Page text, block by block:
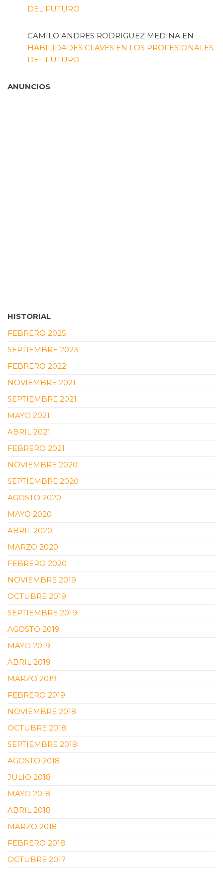
DEL FUTURO
CAMILO ANDRES RODRIGUEZ MEDINA EN
HABILIDADES CLAVES EN LOS PROFESIONALES
DEL FUTURO
ANUNCIOS
HISTORIAL
FEBRERO 2025
SEPTIEMBRE 2023
FEBRERO 2022
NOVIEMBRE 2021
SEPTIEMBRE 2021
MAYO 2021
ABRIL 2021
FEBRERO 2021
NOVIEMBRE 2020
SEPTIEMBRE 2020
AGOSTO 2020
MAYO 2020
ABRIL 2020
MARZO 2020
FEBRERO 2020
NOVIEMBRE 2019
OCTUBRE 2019
SEPTIEMBRE 2019
AGOSTO 2019
MAYO 2019
ABRIL 2019
MARZO 2019
FEBRERO 2019
NOVIEMBRE 2018
OCTUBRE 2018
SEPTIEMBRE 2018
AGOSTO 2018
JULIO 2018
MAYO 2018
ABRIL 2018
MARZO 2018
FEBRERO 2018
OCTUBRE 2017